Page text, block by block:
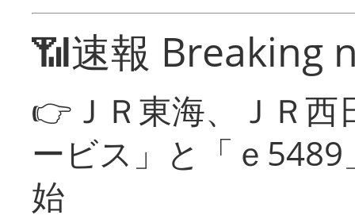
📶速報 Breaking
👉ＪＲ東海、ＪＲ
ービス」と「ｅ
始